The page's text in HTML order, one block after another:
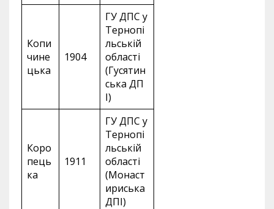
Копи
чине
цька
1904
ГУ ДПС у
Тернопі
льській
області
(Гусятин
ська ДП
І)
Коро
пець
ка
1911
ГУ ДПС у
Тернопі
льській
області
(Монаст
ириська
ДПІ)